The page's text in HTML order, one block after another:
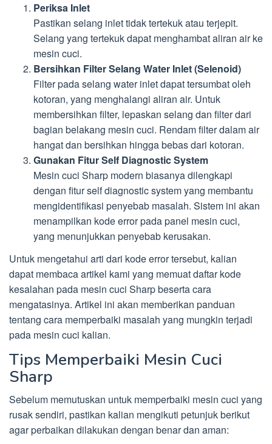
Periksa Inlet
Pastikan selang inlet tidak tertekuk atau terjepit.
Selang yang tertekuk dapat menghambat aliran air ke
mesin cuci.
Bersihkan Filter Selang Water Inlet (Selenoid)
Filter pada selang water inlet dapat tersumbat oleh
kotoran, yang menghalangi aliran air. Untuk
membersihkan filter, lepaskan selang dan filter dari
bagian belakang mesin cuci. Rendam filter dalam air
hangat dan bersihkan hingga bebas dari kotoran.
Gunakan Fitur Self Diagnostic System
Mesin cuci Sharp modern biasanya dilengkapi
dengan fitur self diagnostic system yang membantu
mengidentifikasi penyebab masalah. Sistem ini akan
menampilkan kode error pada panel mesin cuci,
yang menunjukkan penyebab kerusakan.
Untuk mengetahui arti dari kode error tersebut, kalian
dapat membaca artikel kami yang memuat daftar kode
kesalahan pada mesin cuci Sharp beserta cara
mengatasinya. Artikel ini akan memberikan panduan
tentang cara memperbaiki masalah yang mungkin terjadi
pada mesin cuci kalian.
Tips Memperbaiki Mesin Cuci
Sharp
Sebelum memutuskan untuk memperbaiki mesin cuci yang
rusak sendiri, pastikan kalian mengikuti petunjuk berikut
agar perbaikan dilakukan dengan benar dan aman: